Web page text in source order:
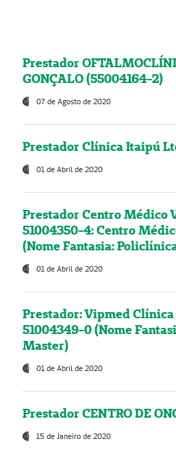
Prestador
GONÇALO (55004164-2)
07 de Agosto de 2020
Prestador Clínica Itaipú
01 de Abril de 2020
Prestador Centro Médico
51004350-4: Centro
(Nome Fantasia:
01 de Abril de 2020
Prestador: Vipmed
51004349-0 (Nome
Master)
01 de Abril de 2020
Prestador CENTRO DE
15 de Janeiro de 2020